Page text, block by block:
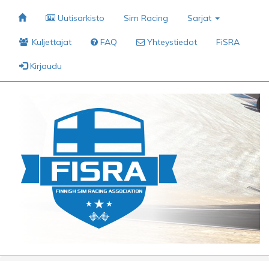
Uutisarkisto Sim Racing Sarjat
Kuljettajat FAQ Yhteystiedot FiSRA
Kirjaudu